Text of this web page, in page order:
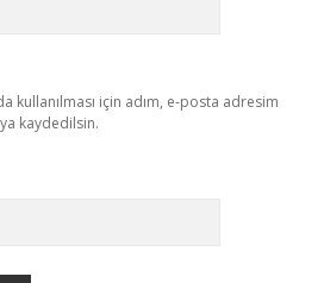
kullanılması için adım, e-posta adresim
kaydedilsin.